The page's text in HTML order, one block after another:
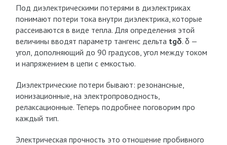
Под диэлектрическими потерями в диэлектриках
понимают потери тока внутри диэлектрика, которые
рассеиваются в виде тепла. Для определения этой
величины вводят параметр тангенс дельта tgδ. δ —
угол, дополняющий до 90 градусов, угол между током
и напряжением в цепи с емкостью.
Диэлектрические потери бывают: резонансные,
ионизационные, на электропроводность,
релаксационные. Теперь подробнее поговорим про
каждый тип.
Электрическая прочность это отношение пробивного